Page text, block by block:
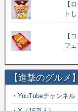
【
ト
【
フ
【進撃のグルメ
・ YouTubeチャンネル